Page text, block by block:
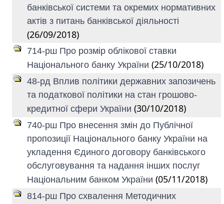
банківської системи та окремих нормативних
актів з питань банківської діяльності
(26/09/2018)
714-рш Про розмір облікової ставки
Національного банку України (25/10/2018)
48-рд Вплив політики державних запозичень
та податкової політики на стан грошово-
кредитної сфери України (30/10/2018)
740-рш Про внесення змін до Публічної
пропозиції Національного банку України на
укладення Єдиного договору банківського
обслуговування та надання інших послуг
Національним банком України (05/11/2018)
814-рш Про схвалення Методичних